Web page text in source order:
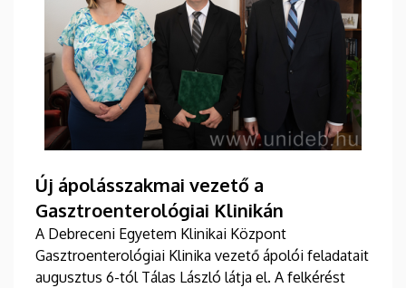
Új ápolásszakmai vezető a
Gasztroenterológiai Klinikán
A Debreceni Egyetem Klinikai Központ
Gasztroenterológiai Klinika vezető ápolói feladatait
augusztus 6-tól Tálas László látja el. A felkérést